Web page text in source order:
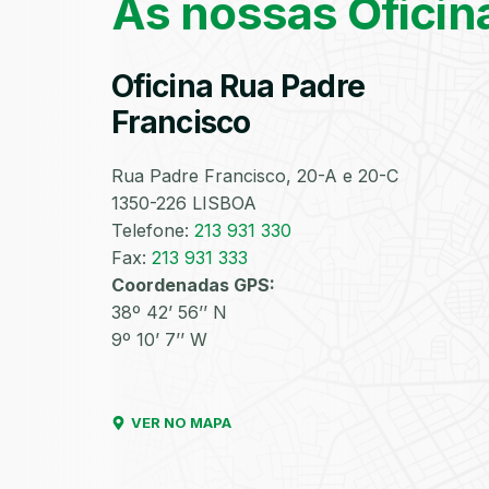
As nossas
Oficina Rua Padre
Francisco
Rua Padre Francisco, 20-A e 20-C
1350-226 LISBOA
Telefone: 213 931 330
Fax: 213 931 333
Coordenadas GPS:
38º 42’ 56’’ N
9º 10’ 7’’ W
VER NO MAPA